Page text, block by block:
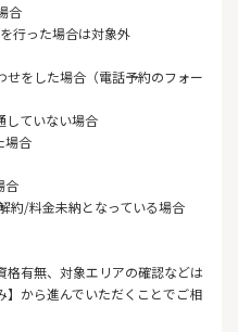
合
行った場合は対象外
をした場合（電話予約のフォー
していない場合
場合
合
約/料金未納となっている場合
格有無、対象エリアの確認などは
から進んでいただくことでご相